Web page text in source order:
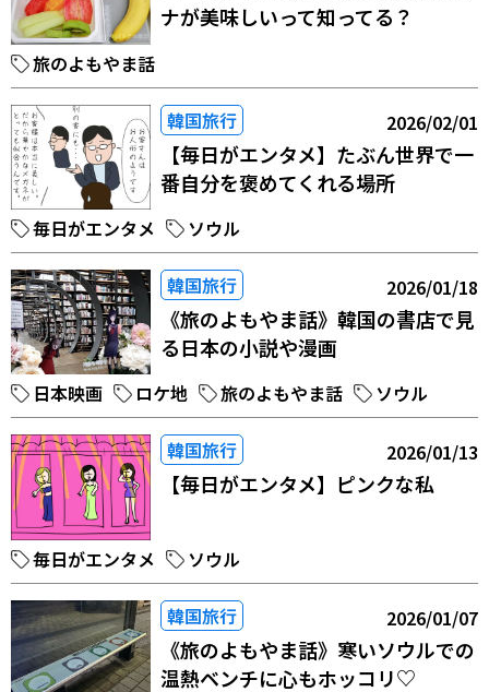
ナが美味しいって知ってる？
旅のよもやま話
韓国旅行 2026/02/01
【毎日がエンタメ】たぶん世界で一
番自分を褒めてくれる場所
毎日がエンタメ ソウル
韓国旅行 2026/01/18
《旅のよもやま話》韓国の書店で見
る日本の小説や漫画
日本映画 ロケ地 旅のよもやま話 ソウル
韓国旅行 2026/01/13
【毎日がエンタメ】ピンクな私
毎日がエンタメ ソウル
韓国旅行 2026/01/07
《旅のよもやま話》寒いソウルでの
温熱ベンチに心もホッコリ♡